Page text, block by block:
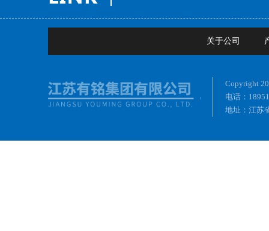
关于公司
Copyright
电话：
地址：江苏